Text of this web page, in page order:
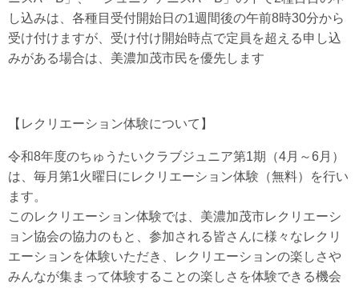
し込みは、各種目受付開始日の1週間後の午前8時30分から
受け付けますが、受け付け開始時点で定員を超える申し込
みがある場合は、美濃加茂市民を優先します
【レクリエーション体験について】
令和8年度のちゅうたいクラブジュニア第1期（4月～6月）
は、毎月第1火曜日にレクリエーション体験（無料）を行い
ます。
このレクリエーション体験では、美濃加茂市レクリエーシ
ョン協会の協力のもと、参加される皆さんに様々なレクリ
エーションを体験いただき、レクリエーションの楽しさや
みんなが集まって体験することの楽しさを体験できる機会